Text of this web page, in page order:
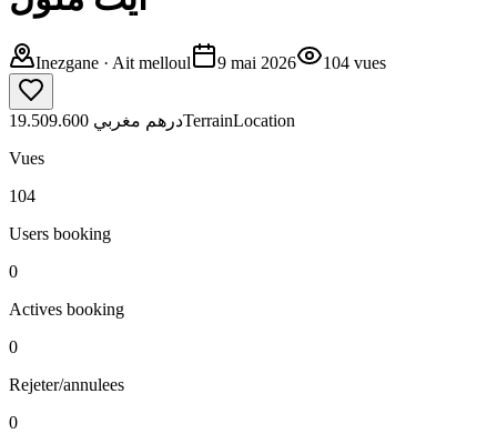
Inezgane · Ait melloul 9 mai 2026 104 vues
19.509.600 درهم مغربيTerrainLocation
Vues
104
Users booking
0
Actives booking
0
Rejeter/annulees
0